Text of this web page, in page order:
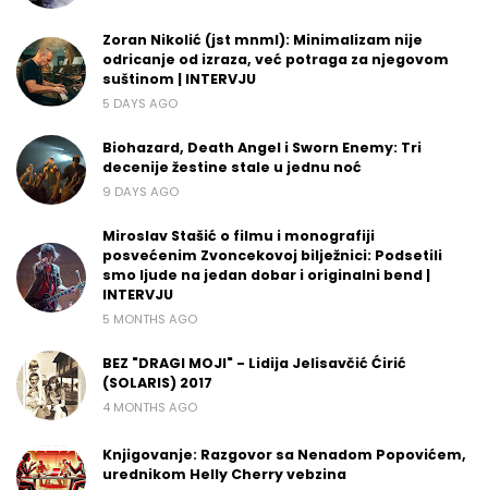
Zoran Nikolić (jst mnml): Minimalizam nije
odricanje od izraza, već potraga za njegovom
suštinom | INTERVJU
5 DAYS AGO
Biohazard, Death Angel i Sworn Enemy: Tri
decenije žestine stale u jednu noć
9 DAYS AGO
Miroslav Stašić o filmu i monografiji
posvećenim Zvoncekovoj bilježnici: Podsetili
smo ljude na jedan dobar i originalni bend |
INTERVJU
5 MONTHS AGO
BEZ "DRAGI MOJI" - Lidija Jelisavčić Ćirić
(SOLARIS) 2017
4 MONTHS AGO
Knjigovanje: Razgovor sa Nenadom Popovićem,
urednikom Helly Cherry vebzina